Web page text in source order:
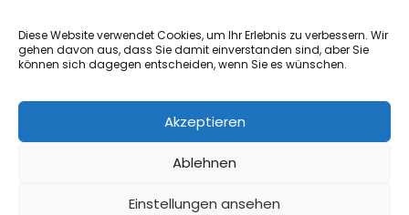
Diese Website verwendet Cookies, um Ihr Erlebnis zu verbessern. Wir
gehen davon aus, dass Sie damit einverstanden sind, aber Sie
können sich dagegen entscheiden, wenn Sie es wünschen.
Akzeptieren
Ablehnen
Einstellungen ansehen
ByTobias Berger | 29Jun, 23
© 2023 - DAS IMMO PORTAL AGB DATENSCHUTZ